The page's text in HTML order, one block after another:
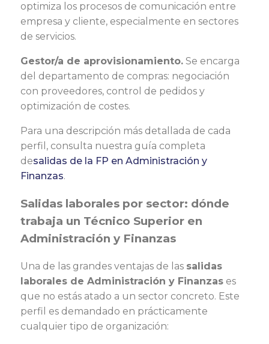
optimiza los procesos de comunicación entre
empresa y cliente, especialmente en sectores
de servicios.
Gestor/a de aprovisionamiento. Se encarga
del departamento de compras: negociación
con proveedores, control de pedidos y
optimización de costes.
Para una descripción más detallada de cada
perfil, consulta nuestra guía completa
desalidas de la FP en Administración y
Finanzas.
Salidas laborales por sector: dónde
trabaja un Técnico Superior en
Administración y Finanzas
Una de las grandes ventajas de las salidas
laborales de Administración y Finanzas es
que no estás atado a un sector concreto. Este
perfil es demandado en prácticamente
cualquier tipo de organización: